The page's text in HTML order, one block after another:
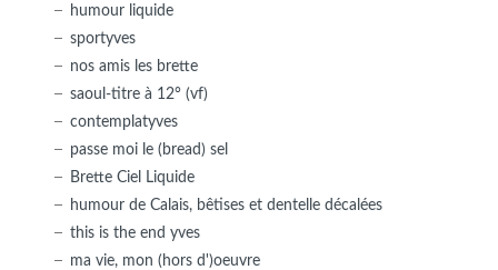
humour liquide
sportyves
nos amis les brette
saoul-titre à 12° (vf)
contemplatyves
passe moi le (bread) sel
Brette Ciel Liquide
humour de Calais, bêtises et dentelle décalées
this is the end yves
ma vie, mon (hors d')oeuvre